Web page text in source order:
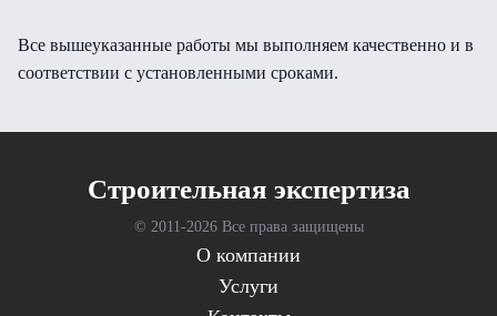
Все вышеуказанные работы мы выполняем качественно и в
соответствии с установленными сроками.
Cтроительная экспертиза
© 2011-2026 Все права защищены
О компании
Услуги